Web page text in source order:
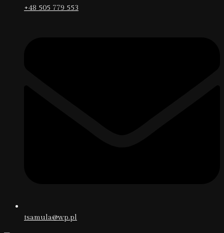
+48 505 779 553
tsamula@wp.pl